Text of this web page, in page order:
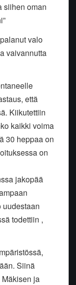
siihen oman
valo
vaivannutta
että
Kiikutettiin
kaikki voima
30 heppaa on
on
jakopää
todettiin ,
Siinä
ja